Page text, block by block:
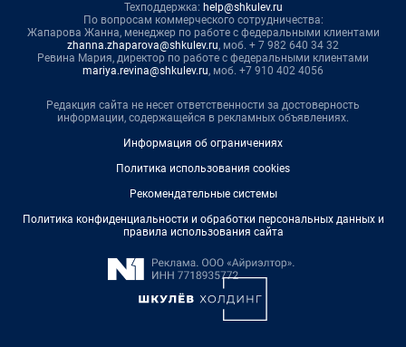
Техподдержка: help@shkulev.ru
По вопросам коммерческого сотрудничества:
Жапарова Жанна, менеджер по работе с федеральными клиентами
zhanna.zhaparova@shkulev.ru, моб. + 7 982 640 34 32
Ревина Мария, директор по работе с федеральными клиентами
mariya.revina@shkulev.ru, моб. +7 910 402 4056
Редакция сайта не несет ответственности за достоверность
информации, содержащейся в рекламных объявлениях.
Информация об ограничениях
Политика использования cookies
Рекомендательные системы
Политика конфиденциальности и обработки персональных данных и
правила использования сайта